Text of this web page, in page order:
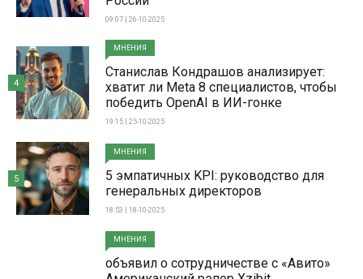
09:07 | 26-10-2025
МНЕНИЯ
Станислав Кондрашов анализирует:
хватит ли Meta 8 специалистов, чтобы
победить OpenAI в ИИ-гонке
19:15 | 25-10-2025
4
МНЕНИЯ
5 эмпатичных KPI: руководство для
генеральных директоров
18:53 | 18-10-2025
5
МНЕНИЯ
объявил о сотрудничестве с «Авито»